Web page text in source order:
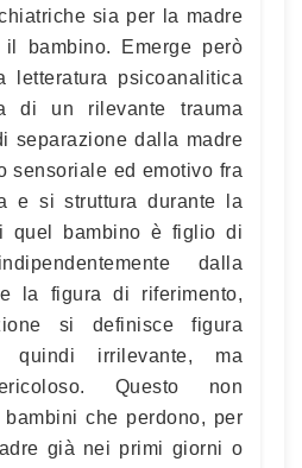
sia per la madre
bambino. Emerge però
letteratura psicoanalitica
di un rilevante trauma
separazione dalla madre
sensoriale ed emotivo fra
e si struttura durante la
quel bambino è figlio di
dalla
la figura di riferimento,
si definisce figura
quindi irrilevante, ma
Questo non
che perdono, per
già nei primi giorni o